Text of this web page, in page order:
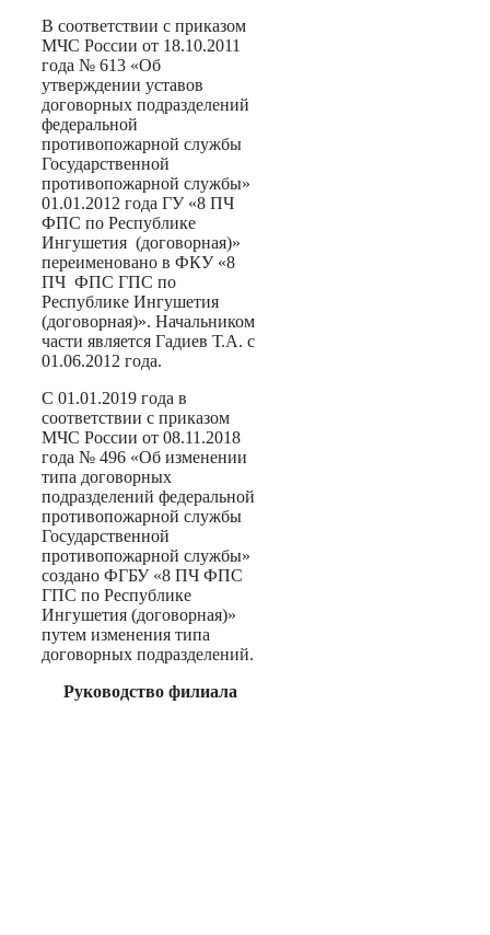
В соответствии с приказом
МЧС России от 18.10.2011
года № 613 «Об
утверждении уставов
договорных подразделений
федеральной
противопожарной службы
Государственной
противопожарной службы»
01.01.2012 года ГУ «8 ПЧ
ФПС по Республике
Ингушетия (договорная)»
переименовано в ФКУ «8
ПЧ ФПС ГПС по
Республике Ингушетия
(договорная)». Начальником
части является Гадиев Т.А. с
01.06.2012 года.
С 01.01.2019 года в
соответствии с приказом
МЧС России от 08.11.2018
года № 496 «Об изменении
типа договорных
подразделений федеральной
противопожарной службы
Государственной
противопожарной службы»
создано ФГБУ «8 ПЧ ФПС
ГПС по Республике
Ингушетия (договорная)»
путем изменения типа
договорных подразделений.
Руководство филиала